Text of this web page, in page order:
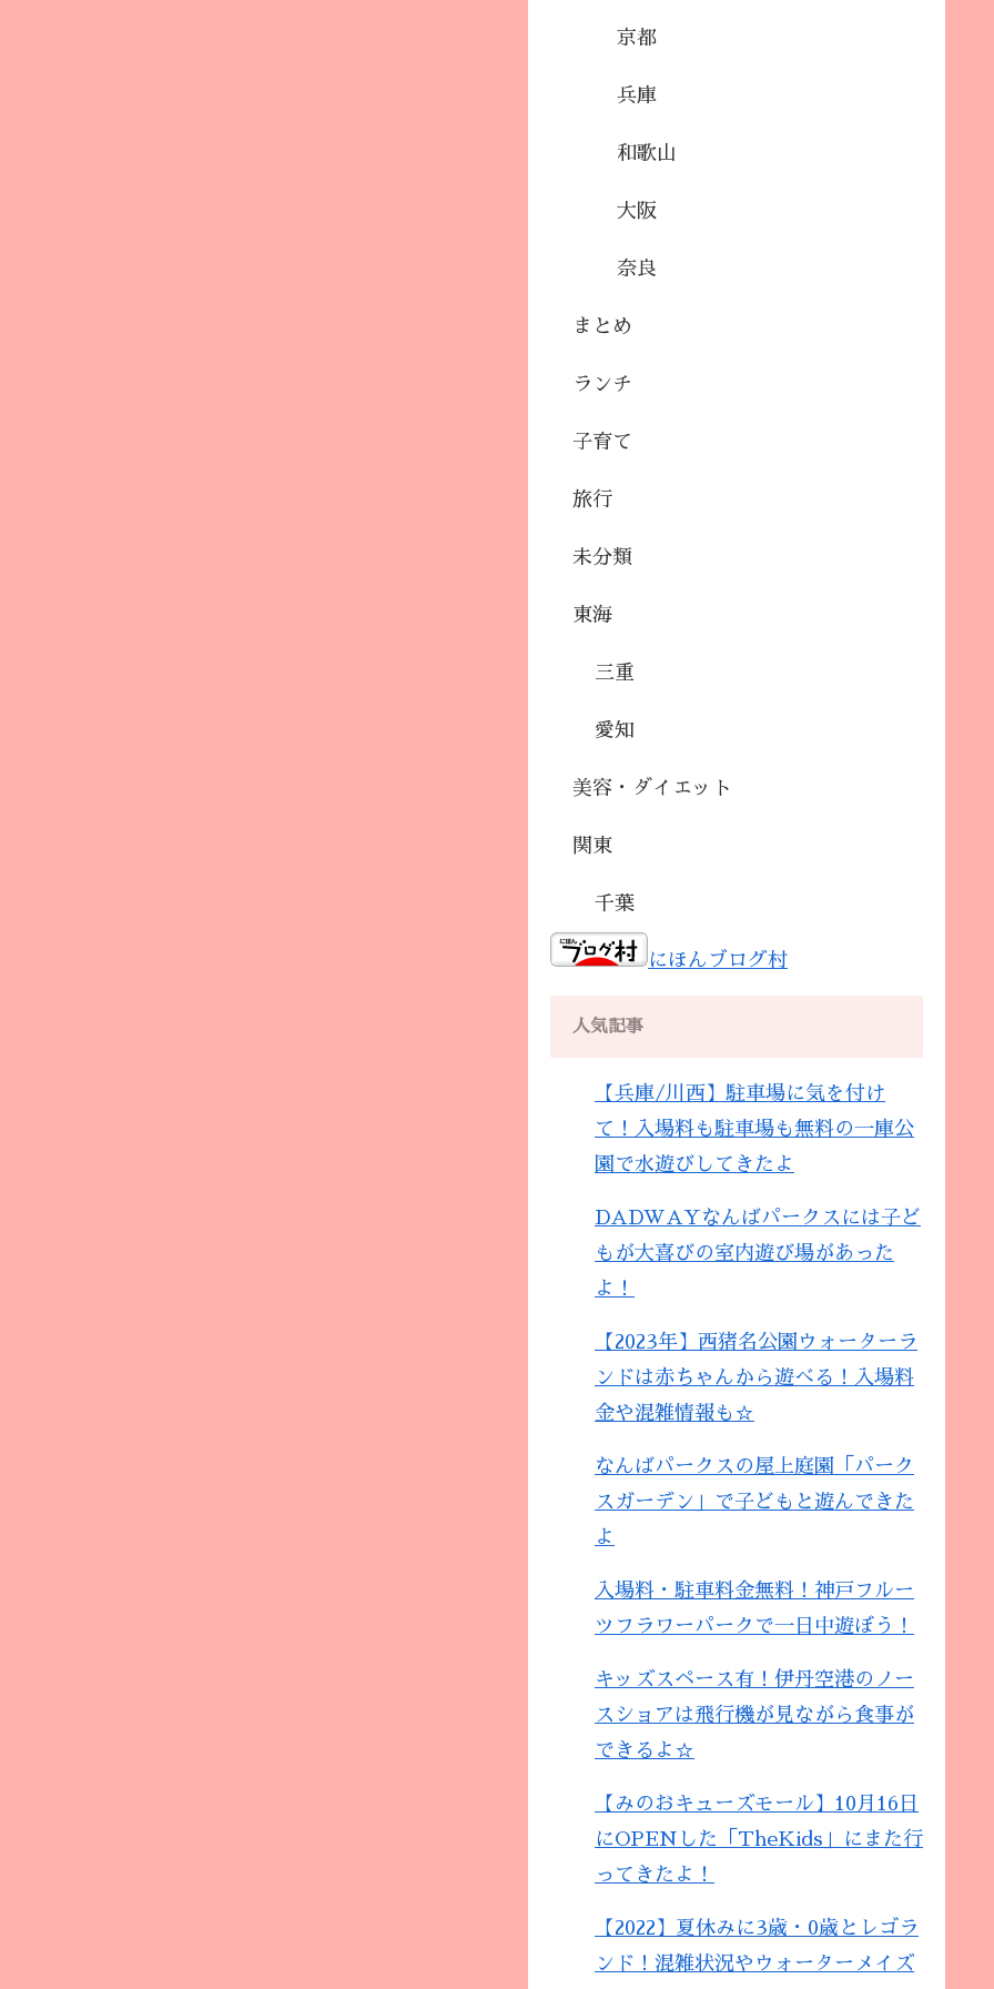
京都
兵庫
和歌山
大阪
奈良
まとめ
ランチ
子育て
旅行
未分類
東海
三重
愛知
美容・ダイエット
関東
千葉
にほんブログ村
人気記事
【兵庫/川西】駐車場に気を付け
て！入場料も駐車場も無料の一庫公
園で水遊びしてきたよ
DADWAYなんばパークスには子ど
もが大喜びの室内遊び場があった
よ！
【2023年】西猪名公園ウォーターラ
ンドは赤ちゃんから遊べる！入場料
金や混雑情報も☆
なんばパークスの屋上庭園「パーク
スガーデン」で子どもと遊んできた
よ
入場料・駐車料金無料！神戸フルー
ツフラワーパークで一日中遊ぼう！
キッズスペース有！伊丹空港のノー
スショアは飛行機が見ながら食事が
できるよ☆
【みのおキューズモール】10月16日
にOPENした「TheKids」にまた行
ってきたよ！
【2022】夏休みに3歳・0歳とレゴラ
ンド！混雑状況やウォーターメイズ